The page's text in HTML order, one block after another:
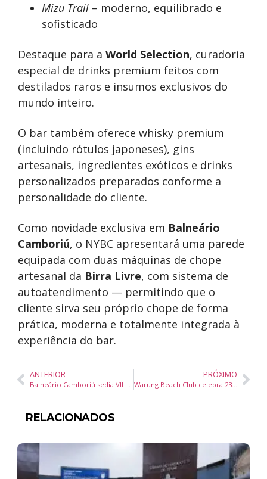
Mizu Trail – moderno, equilibrado e
sofisticado
Destaque para a World Selection, curadoria
especial de drinks premium feitos com
destilados raros e insumos exclusivos do
mundo inteiro.
O bar também oferece whisky premium
(incluindo rótulos japoneses), gins
artesanais, ingredientes exóticos e drinks
personalizados preparados conforme a
personalidade do cliente.
Como novidade exclusiva em Balneário
Camboriú, o NYBC apresentará uma parede
equipada com duas máquinas de chope
artesanal da Birra Livre, com sistema de
autoatendimento — permitindo que o
cliente sirva seu próprio chope de forma
prática, moderna e totalmente integrada à
experiência do bar.
ANTERIOR
Balneário Camboriú sedia VII Fórum MICE com programação completa nos dias 26 e 27 de novembro
PRÓXIMO
Warung Beach Club celebra 23 anos com edição especial Day Party e selo All Day I Dream neste sábado
RELACIONADOS